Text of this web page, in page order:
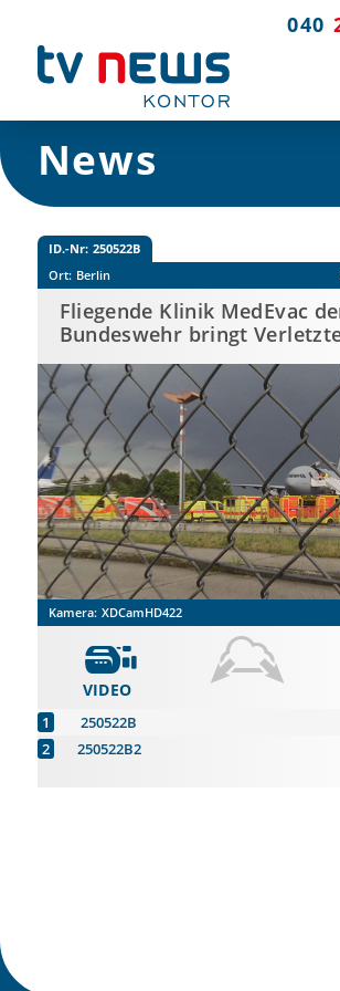
040
News
ID.-Nr: 250522B
Ort: Berlin
Fliegende Klinik MedEvac
Bundeswehr bringt
Kamera: XDCamHD422
VIDEO
250522B
250522B2